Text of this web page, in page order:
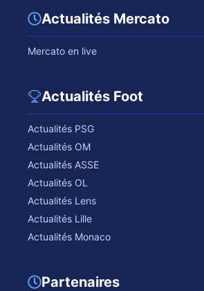
Actualités Mercato
Mercato en live
Actualités Foot
Actualités PSG
Actualités OM
Actualités ASSE
Actualités OL
Actualités Lens
Actualités Lille
Actualités Monaco
Partenaires